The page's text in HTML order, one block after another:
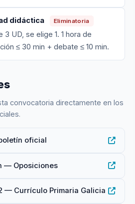
didáctica Eliminatoria
3 UD, se elige 1. 1 hora de
≤ 30 min + debate ≤ 10 min.
convocatoria directamente en los
oficial
— Oposiciones
— Currículo Primaria Galicia